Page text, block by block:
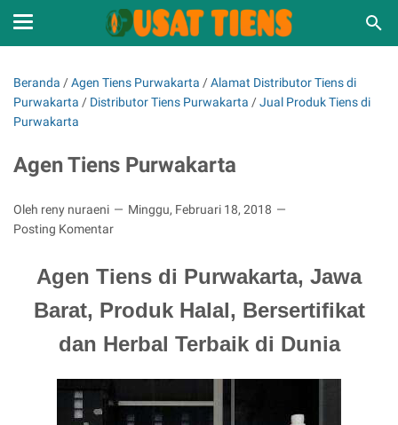
Beranda /Agen Tiens Purwakarta /Alamat Distributor Tiens di
Purwakarta / Distributor Tiens Purwakarta /Jual Produk Tiens di
Purwakarta
Agen Tiens Purwakarta
Oleh reny nuraeni
Minggu, Februari 18, 2018
Posting Komentar
Agen Tiens di Purwakarta, Jawa
Barat, Produk Halal, Bersertifikat
dan Herbal Terbaik di Dunia